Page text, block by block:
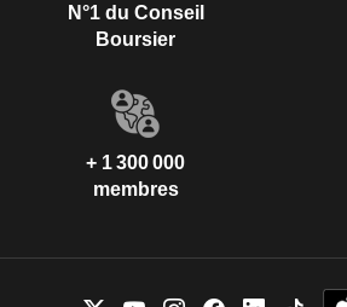
N°1 du Conseil
Boursier
+ 1 300 000
membres